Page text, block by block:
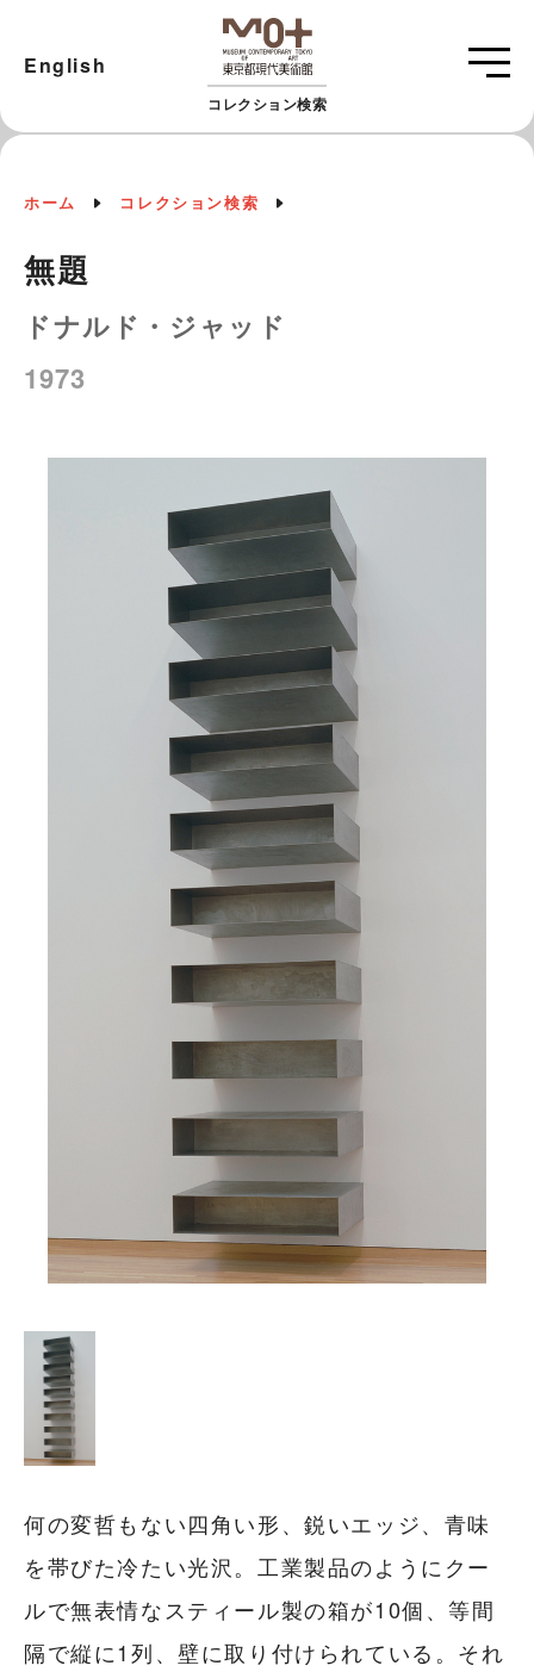
コレクション検索
English
ホーム コレクション検索
無題
ドナルド・ジャッド
1973
何の変哲もない四角い形、鋭いエッジ、青味
を帯びた冷たい光沢。工業製品のようにクー
ルで無表情なスティール製の箱が10個、等間
隔で縦に1列、壁に取り付けられている。それ